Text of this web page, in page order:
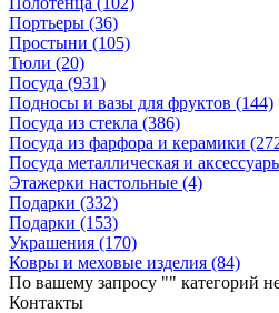
Портьеры (36)
Простыни (105)
Тюли (20)
Посуда (931)
Подносы и вазы для фруктов (144)
Посуда из стекла (386)
Посуда из фарфора и керамики
Посуда металлическая и
Этажерки настольные (4)
Подарки (332)
Подарки (153)
Украшения (170)
Ковры и меховые изделия (84)
По вашему запросу "" категорий
Контакты